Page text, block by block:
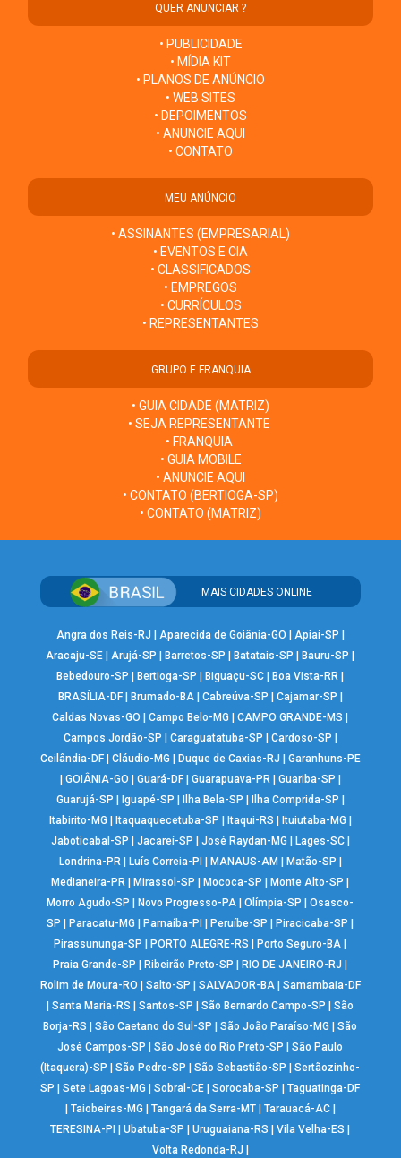
QUER ANUNCIAR ?
• PUBLICIDADE
• MÍDIA KIT
• PLANOS DE ANÚNCIO
• WEB SITES
• DEPOIMENTOS
• ANUNCIE AQUI
• CONTATO
MEU ANÚNCIO
• ASSINANTES (EMPRESARIAL)
• EVENTOS E CIA
• CLASSIFICADOS
• EMPREGOS
• CURRÍCULOS
• REPRESENTANTES
GRUPO E FRANQUIA
• GUIA CIDADE (MATRIZ)
• SEJA REPRESENTANTE
• FRANQUIA
• GUIA MOBILE
• ANUNCIE AQUI
• CONTATO (BERTIOGA-SP)
• CONTATO (MATRIZ)
MAIS CIDADES ONLINE
Angra dos Reis-RJ | Aparecida de Goiânia-GO | Apiaí-SP |
Aracaju-SE | Arujá-SP |Barretos-SP |Batatais-SP |Bauru-SP |
Bebedouro-SP |Bertioga-SP |Biguaçu-SC |Boa Vista-RR |
BRASÍLIA-DF| Brumado-BA| Cabreúva-SP | Cajamar-SP |
Caldas Novas-GO |Campo Belo-MG |CAMPO GRANDE-MS |
Campos Jordão-SP | Caraguatatuba-SP | Cardoso-SP |
Ceilândia-DF| Cláudio-MG | Duque de Caxias-RJ | Garanhuns-PE
| GOIÂNIA-GO | Guará-DF| Guarapuava-PR | Guariba-SP |
Guarujá-SP | Iguapé-SP | Ilha Bela-SP | Ilha Comprida-SP |
Itabirito-MG | Itaquaquecetuba-SP | Itaqui-RS | Ituiutaba-MG |
Jaboticabal-SP | Jacareí-SP | José Raydan-MG | Lages-SC|
Londrina-PR | Luís Correia-PI | MANAUS-AM | Matão-SP |
Medianeira-PR |Mirassol-SP |Mococa-SP |Monte Alto-SP |
Morro Agudo-SP |Novo Progresso-PA |Olímpia-SP |Osasco-
SP |Paracatu-MG |Parnaíba-PI |Peruíbe-SP |Piracicaba-SP |
Pirassununga-SP |PORTO ALEGRE-RS |Porto Seguro-BA |
Praia Grande-SP |Ribeirão Preto-SP |RIO DE JANEIRO-RJ |
Rolim de Moura-RO | Salto-SP | SALVADOR-BA| Samambaia-DF
|Santa Maria-RS |Santos-SP |São Bernardo Campo-SP |São
Borja-RS |São Caetano do Sul-SP |São João Paraíso-MG |São
José Campos-SP |São José do Rio Preto-SP |São Paulo
(Itaquera)-SP |São Pedro-SP |São Sebastião-SP |Sertãozinho-
SP |Sete Lagoas-MG |Sobral-CE |Sorocaba-SP |Taguatinga-DF
| Taiobeiras-MG | Tangará da Serra-MT| Tarauacá-AC|
TERESINA-PI |Ubatuba-SP |Uruguaiana-RS |Vila Velha-ES |
Volta Redonda-RJ |